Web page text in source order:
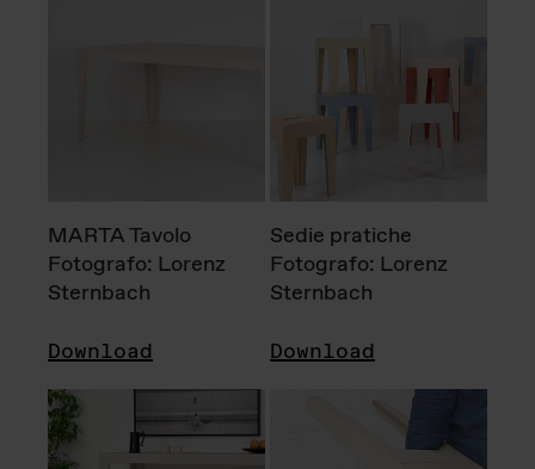
MARTA Tavolo
Fotografo: Lorenz
Sternbach
Download
Sedie pratiche
Fotografo: Lorenz
Sternbach
Download